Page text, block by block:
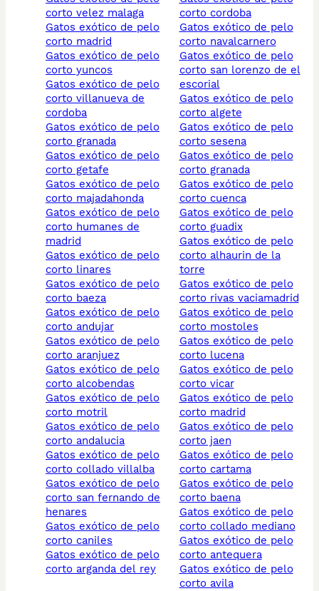
corto velez malaga
gatos exótico de pelo
corto madrid
gatos exótico de pelo
corto yuncos
gatos exótico de pelo
corto villanueva de
cordoba
gatos exótico de pelo
corto granada
gatos exótico de pelo
corto getafe
gatos exótico de pelo
corto majadahonda
gatos exótico de pelo
corto humanes de
madrid
gatos exótico de pelo
corto linares
gatos exótico de pelo
corto baeza
gatos exótico de pelo
corto andujar
gatos exótico de pelo
corto aranjuez
gatos exótico de pelo
corto alcobendas
gatos exótico de pelo
corto motril
gatos exótico de pelo
corto andalucia
gatos exótico de pelo
corto collado villalba
gatos exótico de pelo
corto san fernando de
henares
gatos exótico de pelo
corto caniles
gatos exótico de pelo
corto arganda del rey
corto cordoba
gatos exótico de pelo
corto navalcarnero
gatos exótico de pelo
corto san lorenzo de el
escorial
gatos exótico de pelo
corto algete
gatos exótico de pelo
corto sesena
gatos exótico de pelo
corto granada
gatos exótico de pelo
corto cuenca
gatos exótico de pelo
corto guadix
gatos exótico de pelo
corto alhaurin de la
torre
gatos exótico de pelo
corto rivas vaciamadrid
gatos exótico de pelo
corto mostoles
gatos exótico de pelo
corto lucena
gatos exótico de pelo
corto vicar
gatos exótico de pelo
corto madrid
gatos exótico de pelo
corto jaen
gatos exótico de pelo
corto cartama
gatos exótico de pelo
corto baena
gatos exótico de pelo
corto collado mediano
gatos exótico de pelo
corto antequera
gatos exótico de pelo
corto avila